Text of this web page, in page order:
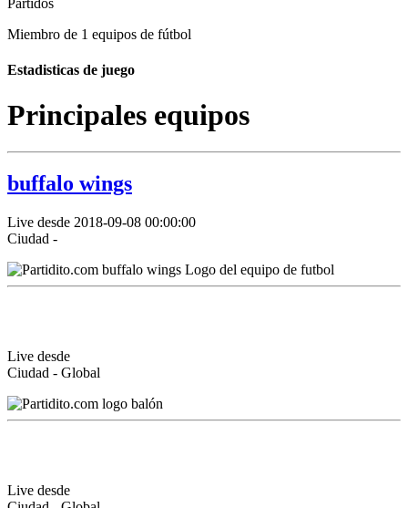
Partidos
Miembro de 1 equipos de fútbol
Estadisticas de juego
Principales equipos
buffalo wings
Live desde 2018-09-08 00:00:00
Ciudad -
Live desde
Ciudad - Global
Live desde